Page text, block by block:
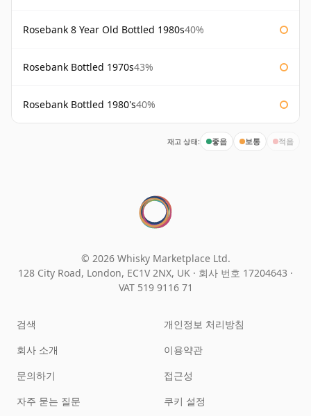
Rosebank 8 Year Old Bottled 1980s40%
Rosebank Bottled 1970s43%
Rosebank Bottled 1980's40%
재고 상태: 좋음 보통 적음
© 2026 Whisky Marketplace Ltd.
128 City Road, London, EC1V 2NX, UK · 회사 번호 17204643 ·
VAT 519 9116 71
검색
회사 소개
문의하기
자주 묻는 질문
개인정보 처리방침
이용약관
접근성
쿠키 설정